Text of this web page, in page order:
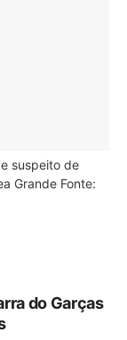
suspeito de
Grande Fonte:
do Garças